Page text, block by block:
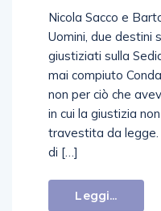
Nicola Sacco e
Uomini, due destini
giustiziati sulla
mai compiuto
non per ciò che
in cui la giustizia
travestita da legge.
di […]
Leggi...